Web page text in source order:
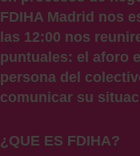
FDIHA Madrid nos
las 12:00 nos
puntuales: el aforo
persona del
comunicar su
¿QUE ES FDIHA?